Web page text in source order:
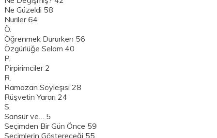
Ne Güzeldi 58
Nuriler 64
Ö.
Öğrenmek Dururken 56
Özgürlüğe Selam 40
P,
Pirpirimciler 2
R.
Ramazan Söyleşisi 28
Rüşvetin Yararı 24
S.
Sansür ve… 5
Seçimden Bir Gün Önce 59
Seçimlerin Göstereceği 55